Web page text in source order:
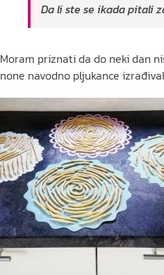
Da li ste se ikada pitali
Moram priznati da do neki dan
none navodno pljukance